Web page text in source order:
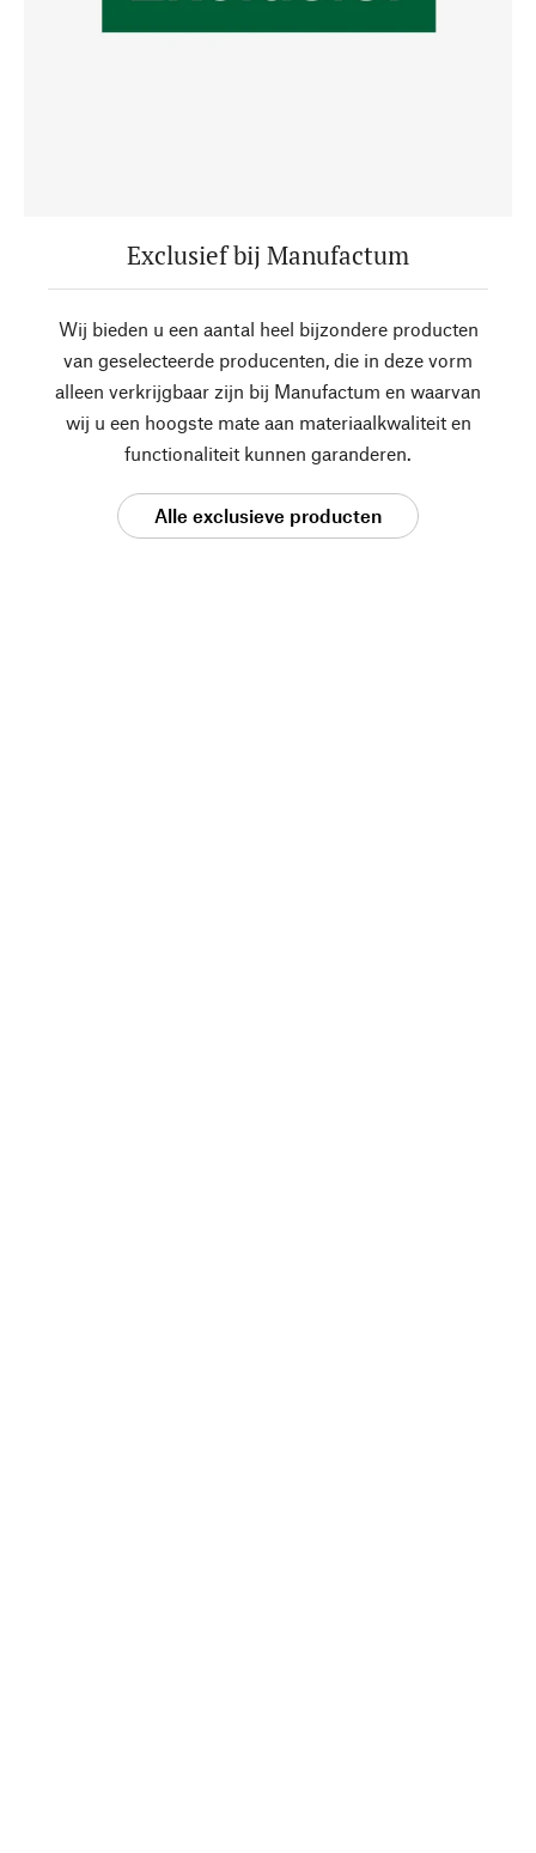
Exclusief bij Manufactum
Wij bieden u een aantal heel bijzondere producten
van geselecteerde producenten, die in deze vorm
alleen verkrijgbaar zijn bij Manufactum en waarvan
wij u een hoogste mate aan materiaalkwaliteit en
functionaliteit kunnen garanderen.
Alle exclusieve producten